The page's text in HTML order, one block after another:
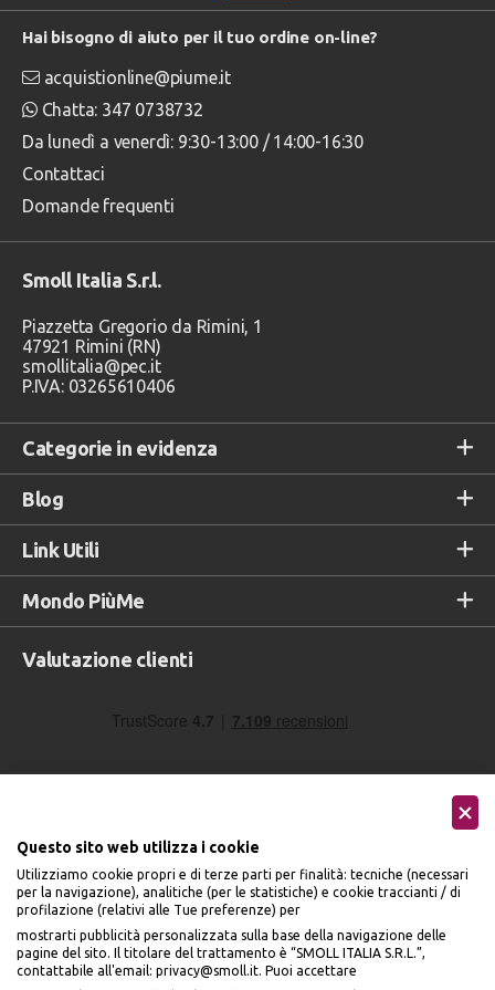
Categorie in evidenza
Blog
Link Utili
Mondo PiùMe
Hai bisogno di aiuto per il tuo ordine on-line?
acquistionline@piume.it
Chatta: 347 0738732
Da lunedì a venerdì: 9:30-13:00 / 14:00-16:30
Contattaci
Domande frequenti
Smoll Italia S.r.l.
Piazzetta Gregorio da Rimini, 1
47921 Rimini (RN)
smollitalia@pec.it
P.IVA: 03265610406
Valutazione clienti
Seguici sui social
Questo sito web utilizza i cookie
Utilizziamo cookie propri e di terze parti per finalità: tecniche (necessari
per la navigazione), analitiche (per le statistiche) e cookie traccianti / di
profilazione (relativi alle Tue preferenze) per
mostrarti pubblicità personalizzata sulla base della navigazione delle
pagine del sito. Il titolare del trattamento è “SMOLL ITALIA S.R.L.”,
contattabile all'email: privacy@smoll.it. Puoi accettare